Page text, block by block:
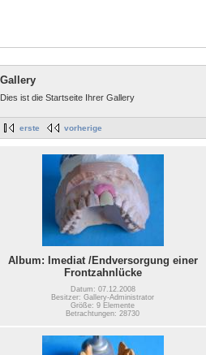
Gallery
Dies ist die Startseite Ihrer Gallery
erste vorherige
Album: Imediat /Endversorgung einer
Frontzahnlücke
Datum: 07.12.2008
Besitzer: Gallery-Administrator
Größe: 9 Elemente
Betrachtungen: 28730